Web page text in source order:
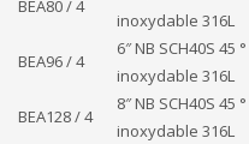
BEA80 / 4
inoxydable 316L
BEA96 / 4
6″ NB SCH40S 45
inoxydable 316L
BEA128 / 4
8″ NB SCH40S 45
inoxydable 316L